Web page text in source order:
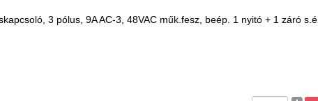
3 pólus, 9A AC-3, 48VAC műk.fesz, beép. 1 nyitó + 1 záró s.é.